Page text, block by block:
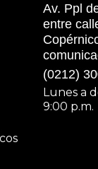
Av. Ppl
entre
(0212)
Lunes a
9:00 p.m.